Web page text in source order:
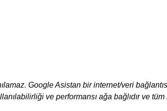
Google Asistan bir internet/veri
ve performansı ağa bağlıdır ve